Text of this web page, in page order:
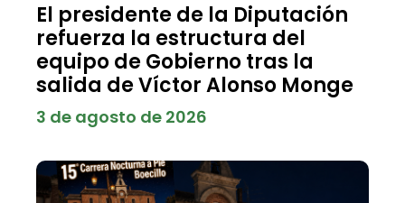
El presidente de la Diputación
refuerza la estructura del
equipo de Gobierno tras la
salida de Víctor Alonso Monge
3 de agosto de 2026